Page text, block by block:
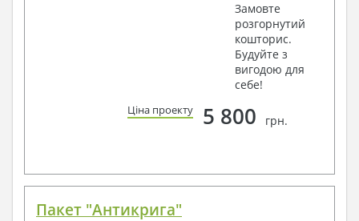
Замовте
розгорнутий
кошторис.
Будуйте з
вигодою для
себе!
Ціна проекту 5 800 грн.
Пакет "Антикрига"